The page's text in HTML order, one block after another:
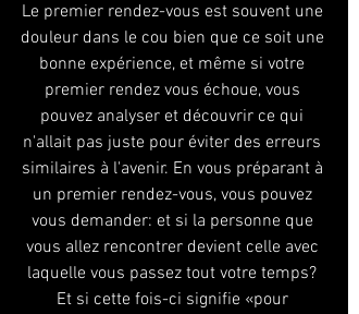
Le premier rendez-vous est souvent une
douleur dans le cou bien que ce soit une
bonne expérience, et même si votre
premier rendez vous échoue, vous
pouvez analyser et découvrir ce qui
n'allait pas juste pour éviter des erreurs
similaires à l'avenir. En vous préparant à
un premier rendez-vous, vous pouvez
vous demander: et si la personne que
vous allez rencontrer devient celle avec
laquelle vous passez tout votre temps?
Et si cette fois-ci signifie «pour